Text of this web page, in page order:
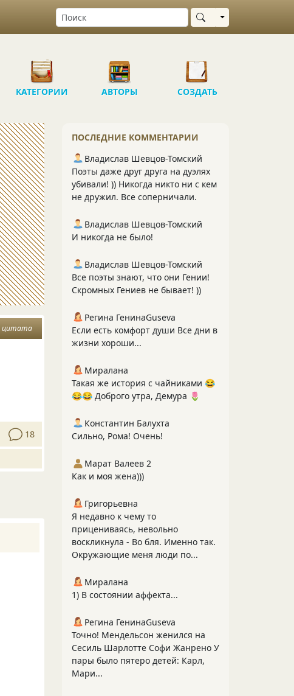
Выбрать область
КАТЕГОРИИ АВТОРЫ СОЗДАТЬ
цитата
18
ПОСЛЕДНИЕ КОММЕНТАРИИ
Владислав Шевцов-Томский
Поэты даже друг друга на дуэлях
убивали! )) Никогда никто ни с кем
не дружил. Все соперничали.
Владислав Шевцов-Томский
И никогда не было!
Владислав Шевцов-Томский
Все поэты знают, что они Гении!
Скромных Гениев не бывает! ))
Регина ГенинаGuseva
Если есть комфорт души Все дни в
жизни хороши...
Миралана
Такая же история с чайниками 😂
😂😂 Доброго утра, Демура 🌷
Константин Балухта
Сильно, Рома! Очень!
Марат Валеев 2
Как и моя жена)))
Григорьевна
Я недавно к чему то
прицениваясь, невольно
воскликнула - Во бля. Именно так.
Окружающие меня люди по...
Миралана
1) В состоянии аффекта...
Регина ГенинаGuseva
Точно! Мендельсон женился на
Сесиль Шарлотте Софи Жанрено У
пары было пятеро детей: Карл,
Мари...